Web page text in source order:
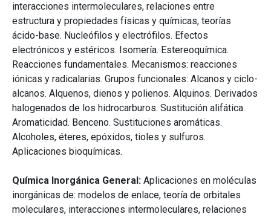
interacciones intermoleculares, relaciones entre
estructura y propiedades físicas y químicas, teorías
ácido-base. Nucleófilos y electrófilos. Efectos
electrónicos y estéricos. Isomería. Estereoquímica.
Reacciones fundamentales. Mecanismos: reacciones
iónicas y radicalarias. Grupos funcionales: Alcanos y ciclo-
alcanos. Alquenos, dienos y polienos. Alquinos. Derivados
halogenados de los hidrocarburos. Sustitución alifática.
Aromaticidad. Benceno. Sustituciones aromáticas.
Alcoholes, éteres, epóxidos, tioles y sulfuros.
Aplicaciones bioquímicas.
Química Inorgánica General: Aplicaciones en moléculas
inorgánicas de: modelos de enlace, teoría de orbitales
moleculares, interacciones intermoleculares, relaciones